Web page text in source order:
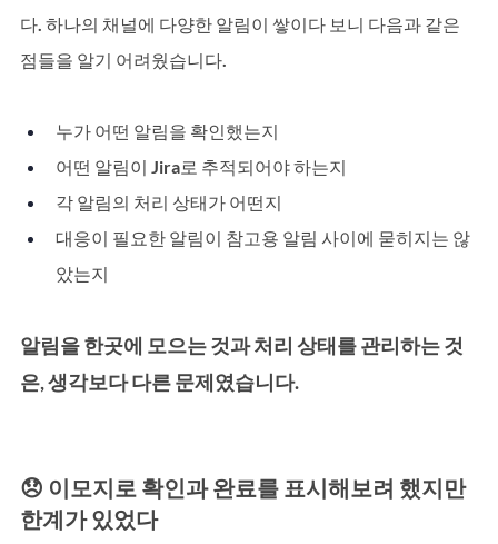
다. 하나의 채널에 다양한 알림이 쌓이다 보니 다음과 같은
점들을 알기 어려웠습니다.
누가 어떤 알림을 확인했는지
어떤 알림이 Jira로 추적되어야 하는지
각 알림의 처리 상태가 어떤지
대응이 필요한 알림이 참고용 알림 사이에 묻히지는 않
았는지
알림을 한곳에 모으는 것과 처리 상태를 관리하는 것
은, 생각보다 다른 문제였습니다.
😞 이모지로 확인과 완료를 표시해보려 했지만
한계가 있었다